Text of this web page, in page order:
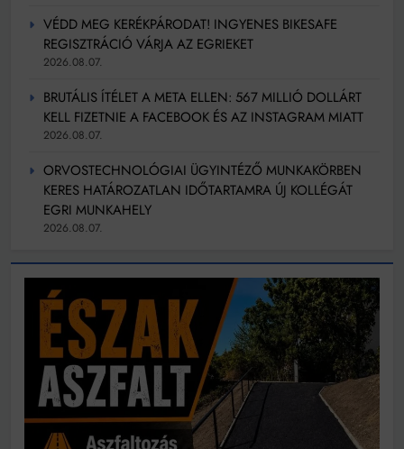
VÉDD MEG KERÉKPÁRODAT! INGYENES BIKESAFE
REGISZTRÁCIÓ VÁRJA AZ EGRIEKET
2026.08.07.
BRUTÁLIS ÍTÉLET A META ELLEN: 567 MILLIÓ DOLLÁRT
KELL FIZETNIE A FACEBOOK ÉS AZ INSTAGRAM MIATT
2026.08.07.
ORVOSTECHNOLÓGIAI ÜGYINTÉZŐ MUNKAKÖRBEN
KERES HATÁROZATLAN IDŐTARTAMRA ÚJ KOLLÉGÁT
EGRI MUNKAHELY
2026.08.07.